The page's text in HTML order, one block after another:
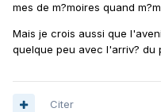
mes de m?moires quand
Mais je crois aussi que
quelque peu avec l'arriv? du
Citer